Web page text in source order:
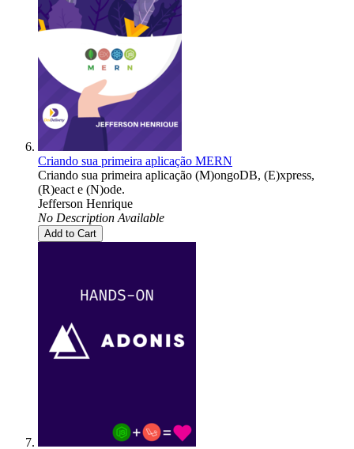
Criando sua primeira aplicação MERN
Criando sua primeira aplicação (M)ongoDB, (E)xpress,
(R)eact e (N)ode.
Jefferson Henrique
No Description Available
Add to Cart